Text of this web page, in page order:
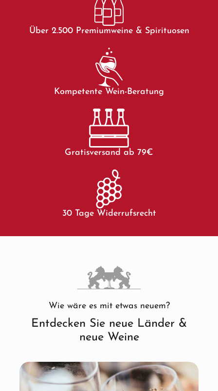
Über 2.500 Premiumweine & Spirituosen
Kompetente Wein-Beratung
Gratisversand ab 79€
30 Tage Widerrufsrecht
Wie wäre es mit etwas neuem?
Entdecken Sie neue Länder &
neue Weine